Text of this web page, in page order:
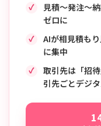
見積〜発注〜
ゼロに
AIが相見積も
に集中
取引先は「招
引先ごとデジ